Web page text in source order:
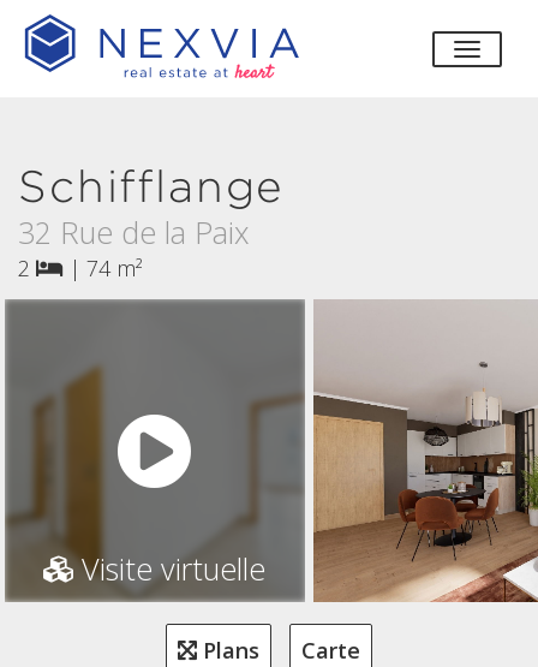
Schifflange
32 Rue de la Paix
2 | 74 m²
Visite virtuelle
Plans Carte